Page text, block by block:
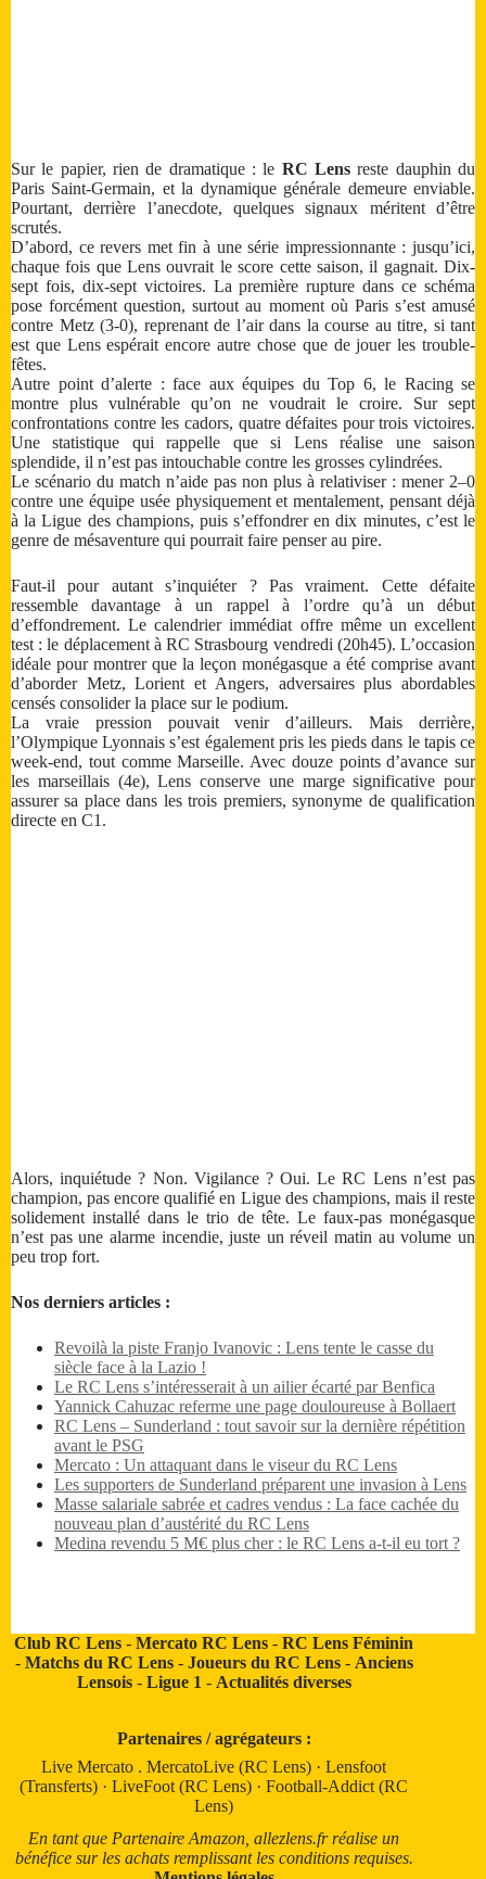
Sur le papier, rien de dramatique : le RC Lens reste dauphin du
Paris Saint-Germain, et la dynamique générale demeure enviable.
Pourtant, derrière l’anecdote, quelques signaux méritent d’être
scrutés.
D’abord, ce revers met fin à une série impressionnante : jusqu’ici,
chaque fois que Lens ouvrait le score cette saison, il gagnait. Dix-
sept fois, dix-sept victoires. La première rupture dans ce schéma
pose forcément question, surtout au moment où Paris s’est amusé
contre Metz (3-0), reprenant de l’air dans la course au titre, si tant
est que Lens espérait encore autre chose que de jouer les trouble-
fêtes.
Autre point d’alerte : face aux équipes du Top 6, le Racing se
montre plus vulnérable qu’on ne voudrait le croire. Sur sept
confrontations contre les cadors, quatre défaites pour trois victoires.
Une statistique qui rappelle que si Lens réalise une saison
splendide, il n’est pas intouchable contre les grosses cylindrées.
Le scénario du match n’aide pas non plus à relativiser : mener 2–0
contre une équipe usée physiquement et mentalement, pensant déjà
à la Ligue des champions, puis s’effondrer en dix minutes, c’est le
genre de mésaventure qui pourrait faire penser au pire.
Faut-il pour autant s’inquiéter ? Pas vraiment. Cette défaite
ressemble davantage à un rappel à l’ordre qu’à un début
d’effondrement. Le calendrier immédiat offre même un excellent
test : le déplacement à RC Strasbourg vendredi (20h45). L’occasion
idéale pour montrer que la leçon monégasque a été comprise avant
d’aborder Metz, Lorient et Angers, adversaires plus abordables
censés consolider la place sur le podium.
La vraie pression pouvait venir d’ailleurs. Mais derrière,
l’Olympique Lyonnais s’est également pris les pieds dans le tapis ce
week-end, tout comme Marseille. Avec douze points d’avance sur
les marseillais (4e), Lens conserve une marge significative pour
assurer sa place dans les trois premiers, synonyme de qualification
directe en C1.
Alors, inquiétude ? Non. Vigilance ? Oui. Le RC Lens n’est pas
champion, pas encore qualifié en Ligue des champions, mais il reste
solidement installé dans le trio de tête. Le faux-pas monégasque
n’est pas une alarme incendie, juste un réveil matin au volume un
peu trop fort.
Nos derniers articles :
Revoilà la piste Franjo Ivanovic : Lens tente le casse du
siècle face à la Lazio !
Le RC Lens s’intéresserait à un ailier écarté par Benfica
Yannick Cahuzac referme une page douloureuse à Bollaert
RC Lens – Sunderland : tout savoir sur la dernière répétition
avant le PSG
Mercato : Un attaquant dans le viseur du RC Lens
Les supporters de Sunderland préparent une invasion à Lens
Masse salariale sabrée et cadres vendus : La face cachée du
nouveau plan d’austérité du RC Lens
Medina revendu 5 M€ plus cher : le RC Lens a-t-il eu tort ?
Club RC Lens -Mercato RC Lens -RC Lens Féminin
- Matchs du RC Lens- Joueurs du RC Lens- Anciens
Lensois- Ligue 1 - Actualités diverses
Partenaires / agrégateurs :
Live Mercato .MercatoLive (RC Lens) ·Lensfoot
(Transferts) ·LiveFoot (RC Lens) ·Football-Addict (RC
Lens)
En tant que Partenaire Amazon, allezlens.fr réalise un
bénéfice sur les achats remplissant les conditions requises.